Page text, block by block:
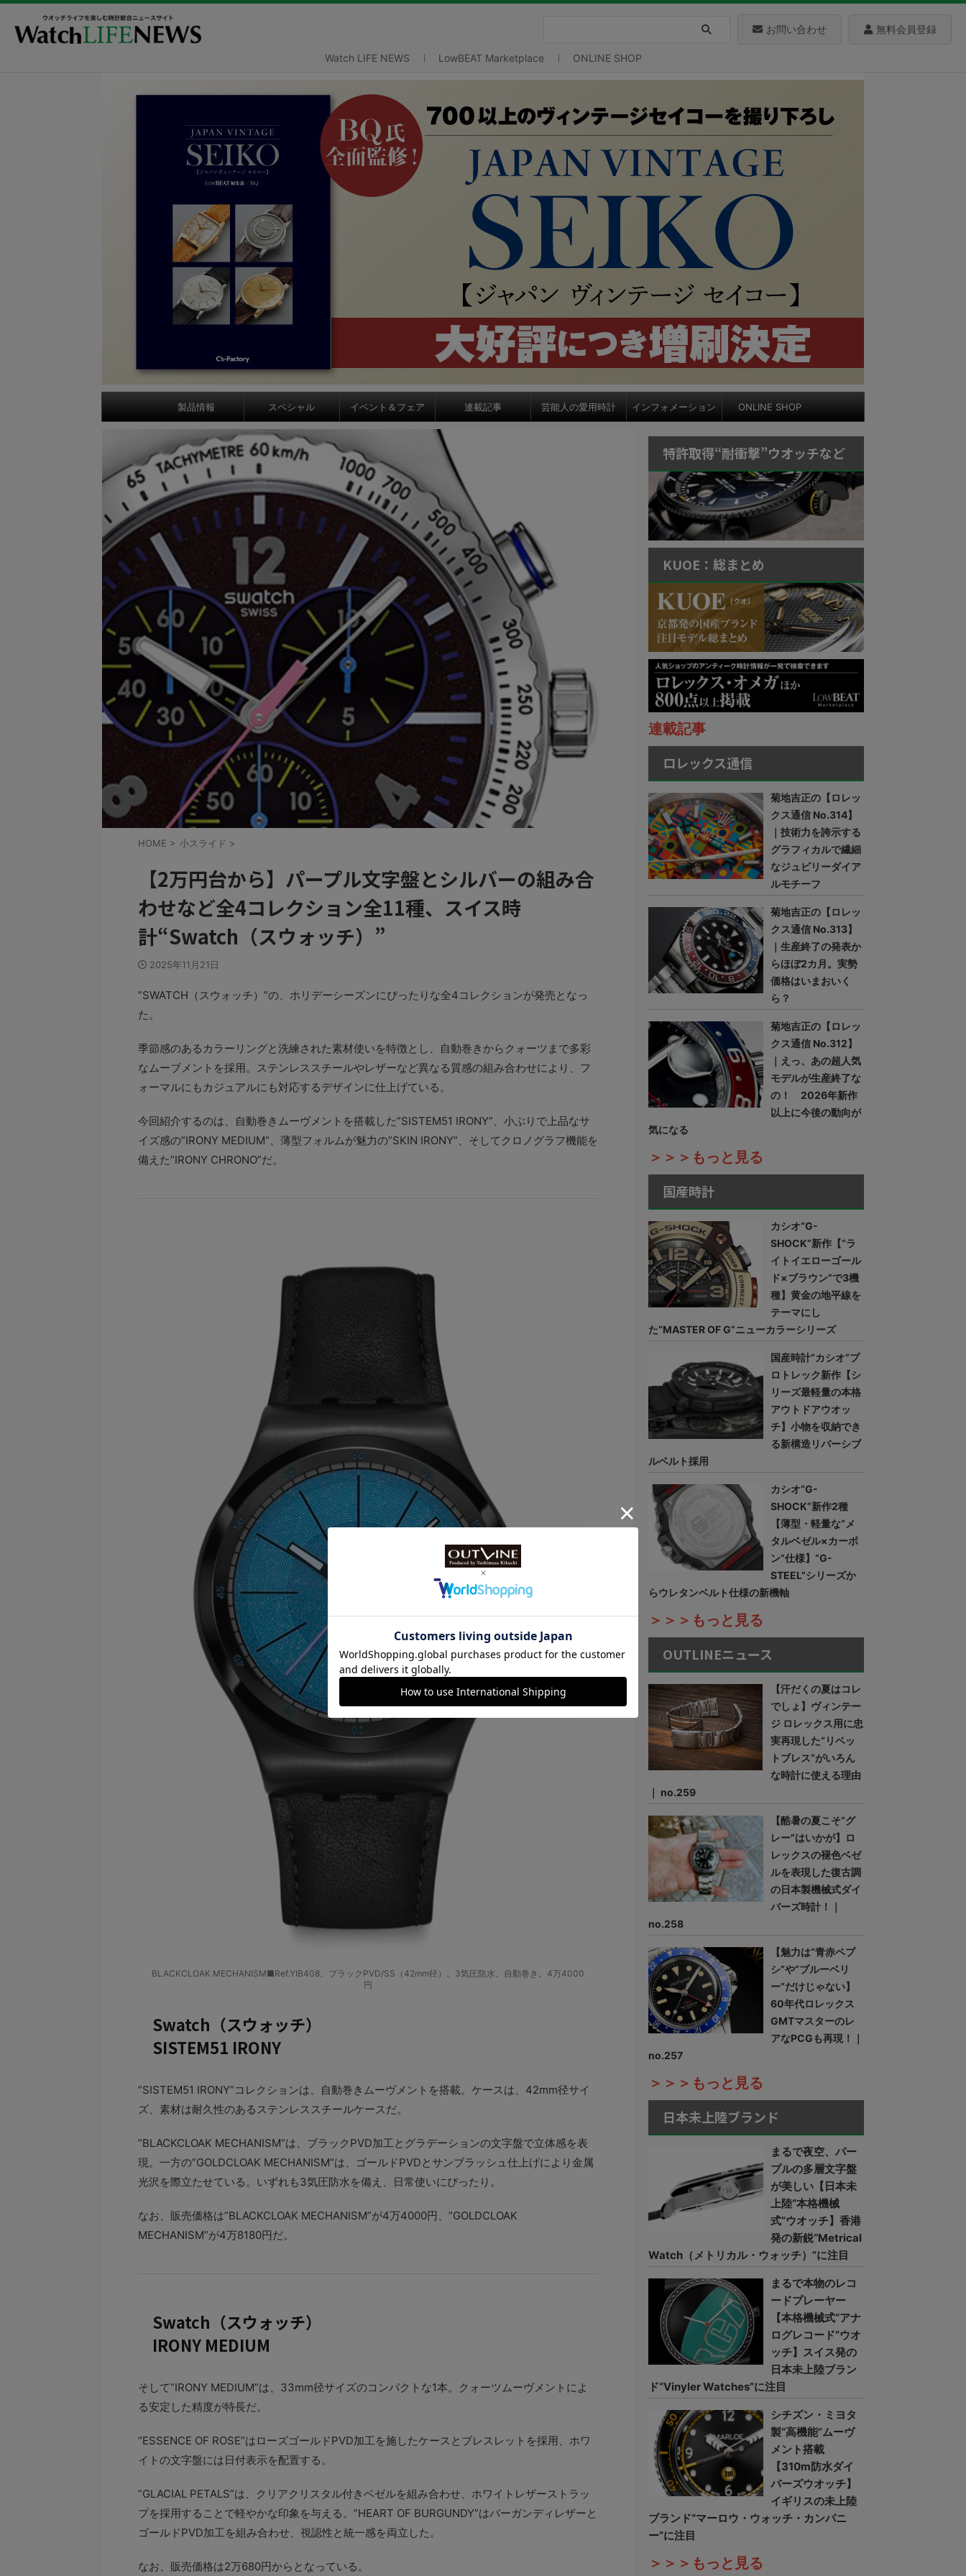
お問い合わせ 無料会員登録
Watch LIFE NEWS LowBEAT Marketplace ONLINE SHOP
製品情報 スペシャル イベント＆フェア 連載記事 芸能人の愛用時計 インフォメーション ONLINE SHOP
HOME > 小スライド >
【2万円台から】パープル文字盤とシルバーの組み合
わせなど全4コレクション全11種、スイス時
計“Swatch（スウォッチ）”
2025年11月21日
”SWATCH（スウォッチ）”の、ホリデーシーズンにぴったりな全4コレクションが発売となっ
た。
季節感のあるカラーリングと洗練された素材使いを特徴とし、自動巻きからクォーツまで多彩
なムーブメントを採用。ステンレススチールやレザーなど異なる質感の組み合わせにより、フ
ォーマルにもカジュアルにも対応するデザインに仕上げている。
今回紹介するのは、自動巻きムーヴメントを搭載した”SISTEM51 IRONY”、小ぶりで上品なサ
イズ感の”IRONY MEDIUM”、薄型フォルムが魅力の”SKIN IRONY”、そしてクロノグラフ機能を
備えた”IRONY CHRONO”だ。
BLACKCLOAK MECHANISM■Ref.YIB408。ブラックPVD/SS（42mm径）。3気圧防水。自動巻き。4万4000
円
Swatch（スウォッチ）
SISTEM51 IRONY
”SISTEM51 IRONY”コレクションは、自動巻きムーヴメントを搭載。ケースは、42mm径サイ
ズ、素材は耐久性のあるステンレススチールケースだ。
”BLACKCLOAK MECHANISM”は、ブラックPVD加工とグラデーションの文字盤で立体感を表
現。一方の”GOLDCLOAK MECHANISM”は、ゴールドPVDとサンブラッシュ仕上げにより金属
光沢を際立たせている。いずれも3気圧防水を備え、日常使いにぴったり。
なお、販売価格は”BLACKCLOAK MECHANISM”が4万4000円、”GOLDCLOAK
MECHANISM”が4万8180円だ。
Swatch（スウォッチ）
IRONY MEDIUM
そして”IRONY MEDIUM”は、33mm径サイズのコンパクトな1本。クォーツムーヴメントによ
る安定した精度が特長だ。
”ESSENCE OF ROSE”はローズゴールドPVD加工を施したケースとブレスレットを採用、ホワ
イトの文字盤には日付表示を配置する。
”GLACIAL PETALS”は、クリアクリスタル付きベゼルを組み合わせ、ホワイトレザーストラッ
プを採用することで軽やかな印象を与える。”HEART OF BURGUNDY”はバーガンディレザーと
ゴールドPVD加工を組み合わせ、視認性と統一感を両立した。
なお、販売価格は2万680円からとなっている。
特許取得“耐衝撃”ウオッチなど
KUOE：総まとめ
連載記事
ロレックス通信
菊地吉正の【ロレッ
クス通信 No.314】
｜技術力を誇示する
グラフィカルで繊細
なジュビリーダイア
ルモチーフ
菊地吉正の【ロレッ
クス通信 No.313】
｜生産終了の発表か
らほぼ2カ月。実勢
価格はいまおいく
ら？
菊地吉正の【ロレッ
クス通信 No.312】
｜えっ、あの超人気
モデルが生産終了な
の！ 2026年新作
以上に今後の動向が
気になる
＞＞＞もっと見る
国産時計
カシオ“G-
SHOCK”新作【“ラ
イトイエローゴール
ド×ブラウン”で3機
種】黄金の地平線を
テーマにし
た“MASTER OF G”ニューカラーシリーズ
国産時計“カシオ”プ
ロトレック新作【シ
リーズ最軽量の本格
アウトドアウオッ
チ】小物を収納でき
る新構造リバーシブ
ルベルト採用
カシオ“G-
SHOCK”新作2種
【薄型・軽量な“メ
タルベゼル×カーボ
ン”仕様】“G-
STEEL”シリーズか
らウレタンベルト仕様の新機軸
＞＞＞もっと見る
OUTLINEニュース
【汗だくの夏はコレ
でしょ】ヴィンテー
ジ ロレックス用に忠
実再現した“リベッ
トブレス”がいろん
な時計に使える理由
｜ no.259
【酷暑の夏こそ“グ
レー”はいかが】ロ
レックスの褪色ベゼ
ルを表現した復古調
の日本製機械式ダイ
バーズ時計！｜
no.258
【魅力は“青赤ペプ
シ”や“ブルーベリ
ー”だけじゃない】
60年代ロレックス
GMTマスターのレ
アなPCGも再現！｜
no.257
＞＞＞もっと見る
日本未上陸ブランド
まるで夜空、パー
プルの多層文字盤
が美しい【日本未
上陸“本格機械
式”ウオッチ】香港
発の新鋭“Metrical
Watch（メトリカル・ウォッチ）”に注目
まるで本物のレコ
ードプレーヤー
【本格機械式“アナ
ログレコード”ウオ
ッチ】スイス発の
日本未上陸ブラン
ド“Vinyler Watches”に注目
シチズン・ミヨタ
製“高機能”ムーヴ
メント搭載
【310m防水ダイ
バーズウオッチ】
イギリスの未上陸
ブランド“マーロウ・ウォッチ・カンパニ
ー”に注目
＞＞＞もっと見る